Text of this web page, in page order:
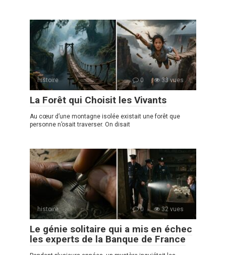
histoire 0 33 vues
La Forêt qui Choisit les Vivants
Au cœur d’une montagne isolée existait une forêt que
personne n’osait traverser. On disait
histoire 0 32 vues
Le génie solitaire qui a mis en échec
les experts de la Banque de France